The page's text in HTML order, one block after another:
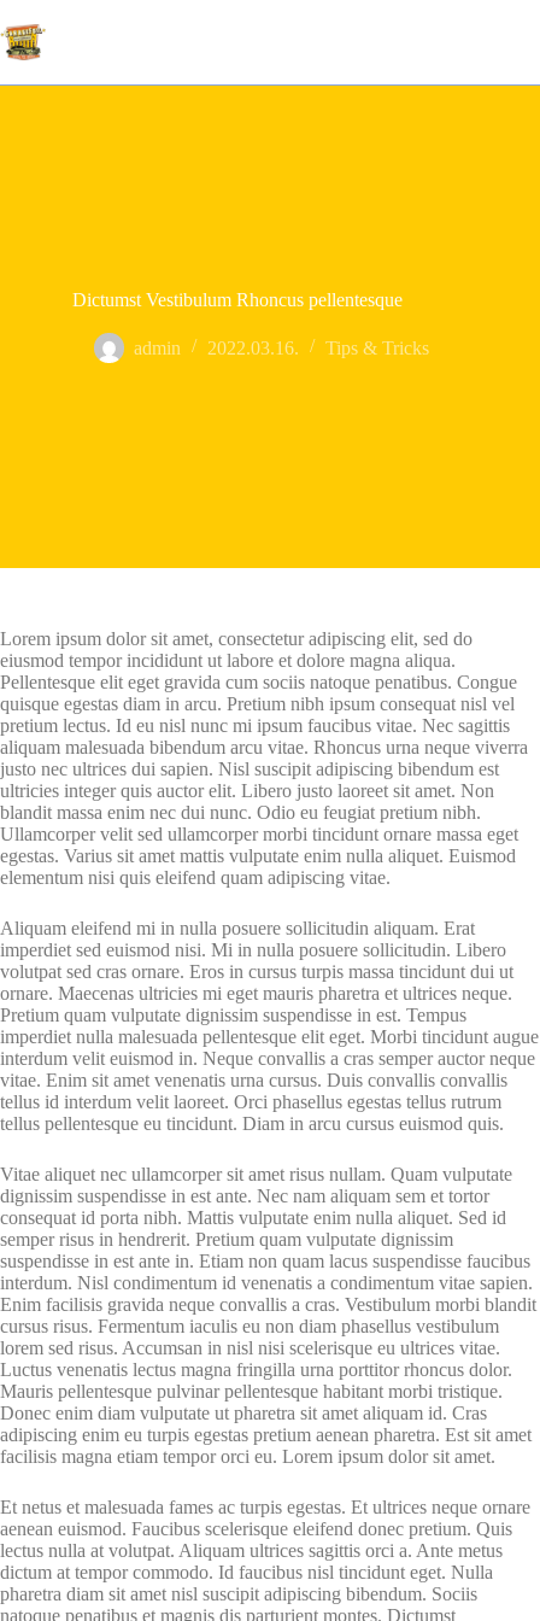
to
content
Dictumst Vestibulum Rhoncus pellentesque
admin 2022.03.16. Tips & Tricks
Lorem ipsum dolor sit amet, consectetur adipiscing elit, sed do
eiusmod tempor incididunt ut labore et dolore magna aliqua.
Pellentesque elit eget gravida cum sociis natoque penatibus. Congue
quisque egestas diam in arcu. Pretium nibh ipsum consequat nisl vel
pretium lectus. Id eu nisl nunc mi ipsum faucibus vitae. Nec sagittis
aliquam malesuada bibendum arcu vitae. Rhoncus urna neque viverra
justo nec ultrices dui sapien. Nisl suscipit adipiscing bibendum est
ultricies integer quis auctor elit. Libero justo laoreet sit amet. Non
blandit massa enim nec dui nunc. Odio eu feugiat pretium nibh.
Ullamcorper velit sed ullamcorper morbi tincidunt ornare massa eget
egestas. Varius sit amet mattis vulputate enim nulla aliquet. Euismod
elementum nisi quis eleifend quam adipiscing vitae.
Aliquam eleifend mi in nulla posuere sollicitudin aliquam. Erat
imperdiet sed euismod nisi. Mi in nulla posuere sollicitudin. Libero
volutpat sed cras ornare. Eros in cursus turpis massa tincidunt dui ut
ornare. Maecenas ultricies mi eget mauris pharetra et ultrices neque.
Pretium quam vulputate dignissim suspendisse in est. Tempus
imperdiet nulla malesuada pellentesque elit eget. Morbi tincidunt augue
interdum velit euismod in. Neque convallis a cras semper auctor neque
vitae. Enim sit amet venenatis urna cursus. Duis convallis convallis
tellus id interdum velit laoreet. Orci phasellus egestas tellus rutrum
tellus pellentesque eu tincidunt. Diam in arcu cursus euismod quis.
Vitae aliquet nec ullamcorper sit amet risus nullam. Quam vulputate
dignissim suspendisse in est ante. Nec nam aliquam sem et tortor
consequat id porta nibh. Mattis vulputate enim nulla aliquet. Sed id
semper risus in hendrerit. Pretium quam vulputate dignissim
suspendisse in est ante in. Etiam non quam lacus suspendisse faucibus
interdum. Nisl condimentum id venenatis a condimentum vitae sapien.
Enim facilisis gravida neque convallis a cras. Vestibulum morbi blandit
cursus risus. Fermentum iaculis eu non diam phasellus vestibulum
lorem sed risus. Accumsan in nisl nisi scelerisque eu ultrices vitae.
Luctus venenatis lectus magna fringilla urna porttitor rhoncus dolor.
Mauris pellentesque pulvinar pellentesque habitant morbi tristique.
Donec enim diam vulputate ut pharetra sit amet aliquam id. Cras
adipiscing enim eu turpis egestas pretium aenean pharetra. Est sit amet
facilisis magna etiam tempor orci eu. Lorem ipsum dolor sit amet.
Et netus et malesuada fames ac turpis egestas. Et ultrices neque ornare
aenean euismod. Faucibus scelerisque eleifend donec pretium. Quis
lectus nulla at volutpat. Aliquam ultrices sagittis orci a. Ante metus
dictum at tempor commodo. Id faucibus nisl tincidunt eget. Nulla
pharetra diam sit amet nisl suscipit adipiscing bibendum. Sociis
natoque penatibus et magnis dis parturient montes. Dictumst